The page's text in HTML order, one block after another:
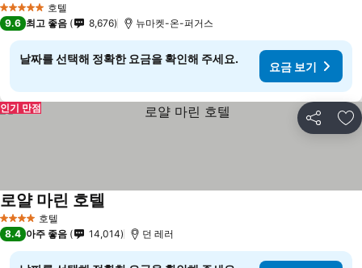
5 성급 호텔
9.6 최고 좋음 8,676 뉴마켓-온-퍼거스
날짜를 선택해 정확한 요금을 확인해 주세요.
요금 보기
공유 즐
인기 만점
4 성급 호텔
로얄 마린 호텔
8.4 아주 좋음 14,014 던 레러